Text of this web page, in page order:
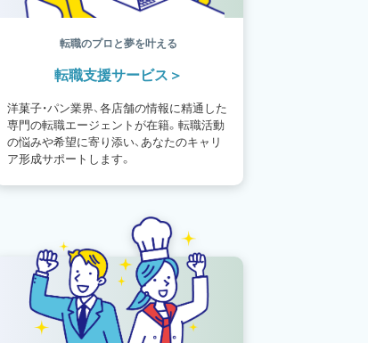
アンケート
働き方
フリーランス
ウェデイングケーキ
バレンタイン
ベーカリー
工場 専門学生
アシェットデセール
資格
シェフ
フランス
オーブン担当
チョコレート
身体のケア
歴史
転職のプロと夢を叶える
転職支援サービス
洋菓子・パン業界、各店舗の情報に精通した
専門の転職エージェントが在籍。転職活動
の悩みや希望に寄り添い、あなたのキャリ
ア形成サポートします。